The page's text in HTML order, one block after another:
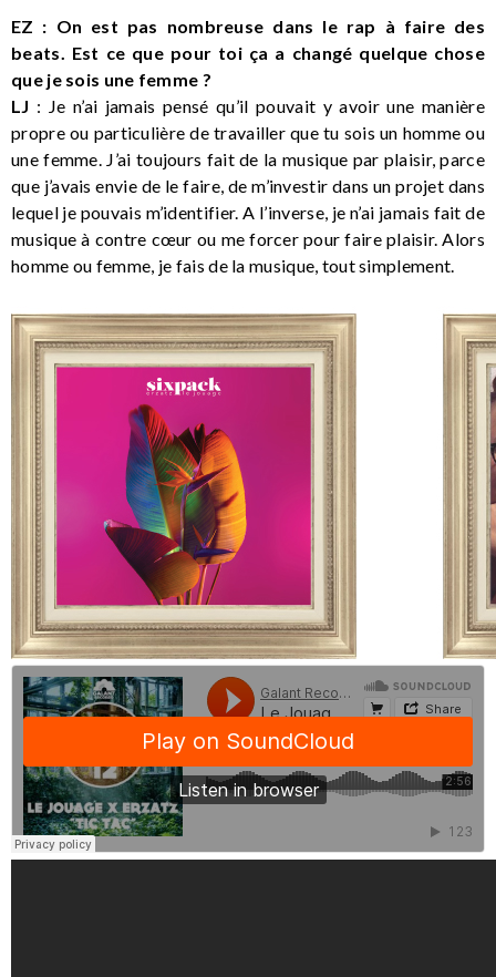
EZ : On est pas nombreuse dans le rap à faire des
beats. Est ce que pour toi ça a changé quelque chose
que je sois une femme ?
LJ : Je n’ai jamais pensé qu’il pouvait y avoir une manière
propre ou particulière de travailler que tu sois un homme ou
une femme. J’ai toujours fait de la musique par plaisir, parce
que j’avais envie de le faire, de m’investir dans un projet dans
lequel je pouvais m’identifier. A l’inverse, je n’ai jamais fait de
musique à contre cœur ou me forcer pour faire plaisir. Alors
homme ou femme, je fais de la musique, tout simplement.